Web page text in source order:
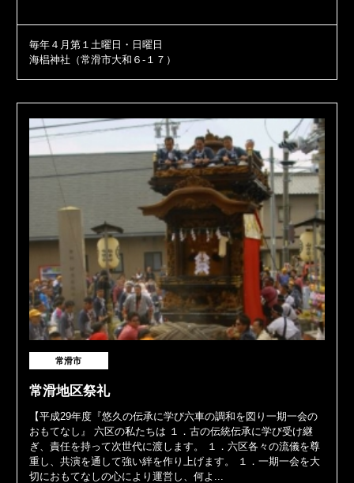
毎年４月第１土曜日・日曜日
海椙神社（常滑市大和６-１７）
常滑市
常滑地区祭礼
【平成29年度『悠久の伝承に学び六車の調和を図り一期一会の
おもてなし』 六区の私たちは １．古の伝統伝承に学び受け継
ぎ、責任を持って次世代に渡します。 １．六区各々の流儀を尊
重し、共演を通して強い絆を作り上げます。 １．一期一会を大
切におもてなしの心により運営し、何よ...